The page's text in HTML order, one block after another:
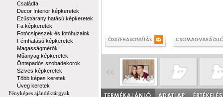
Családfa
Decor Interior képkeretek
Ezüst/arany hatású képkeretek
Fa képkeretek
Fotócsipeszek és fotóhuzalok
Fémhatású képkeretek
Magasságmérők
Műanyag képkeretek
Öntapadós szobadekorok
Szives képkeretek
Több képes keretek
Üveg keretek
Fényképes ajándéktárgyak